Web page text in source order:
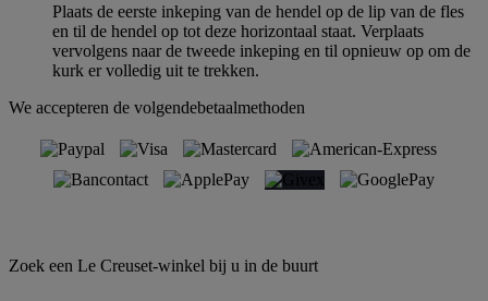
Plaats de eerste inkeping van de hendel op de lip van de fles
en til de hendel op tot deze horizontaal staat. Verplaats
vervolgens naar de tweede inkeping en til opnieuw op om de
kurk er volledig uit te trekken.
We accepteren de volgendebetaalmethoden
Zoek een Le Creuset-winkel bij u in de buurt